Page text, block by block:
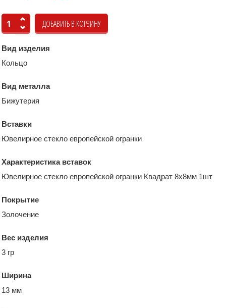
Вид изделия
Кольцо
Вид металла
Бижутерия
Вставки
Ювелирное стекло европейской огранки
Характеристика вставок
Ювелирное стекло европейской огранки Квадрат 8х8мм 1шт
Покрытие
Золочение
Вес изделия
3 гр
Ширина
13 мм